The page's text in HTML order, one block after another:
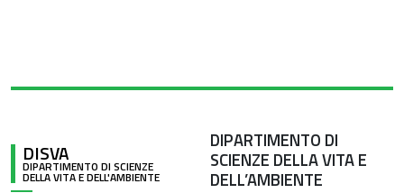
DISVA
DIPARTIMENTO DI SCIENZE
DELLA VITA E DELL'AMBIENTE
DIPARTIMENTO DI
SCIENZE DELLA VITA E
DELL’AMBIENTE